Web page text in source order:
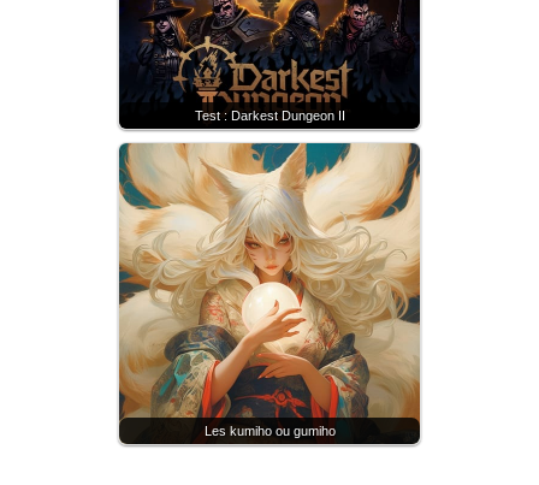
Test : Darkest Dungeon II
Les kumiho ou gumiho